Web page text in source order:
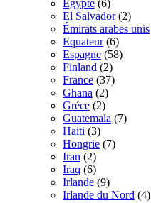
Egypte (6)
El Salvador (2)
Émirats arabes unis
Equateur (6)
Espagne (58)
Finland (2)
France (37)
Ghana (2)
Gréce (2)
Guatemala (7)
Haiti (3)
Hongrie (7)
Iran (2)
Iraq (6)
Irlande (9)
Irlande du Nord (4)